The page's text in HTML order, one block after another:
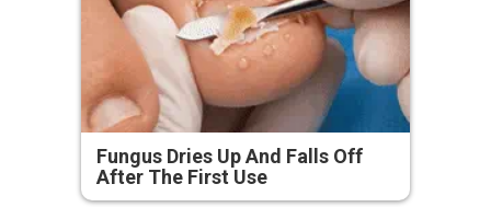
Fungus Dries Up And Falls Off
After The First Use